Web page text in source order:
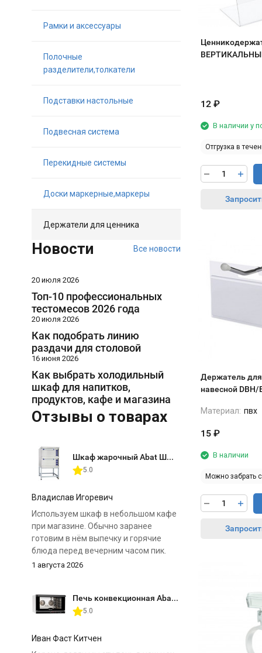
12 ₽
В наличии у
Отгрузка в
Держатель
навесной DBH/
Материал: пвх
15 ₽
В наличии
Можно забрать
Рамки и аксессуары
Полочные
разделители,толкатели
Подставки настольные
Подвесная система
Перекидные системы
Доски маркерные,маркеры
Держатели для ценника
Новости Все новости
20 июля 2026
Топ-10 профессиональных
тестомесов 2026 года
20 июля 2026
Как подобрать линию
раздачи для столовой
16 июня 2026
Как выбрать холодильный
шкаф для напитков,
продуктов, кафе и магазина
Отзывы о товарах
Шкаф жарочный Abat ШЖЭ-2 (двухсекционный)
5.0
Владислав Игоревич
Используем шкаф в небольшом кафе
при магазине. Обычно заранее
готовим в нём выпечку и горячие
блюда перед вечерним часом пик.
одновременно поставить разные
продукты и выставить для них свои
отдельно сверху и снизу, поэтому к
1 августа 2026
Печь конвекционная Abat КЭП-4П
5.0
Иван Фаст Китчен